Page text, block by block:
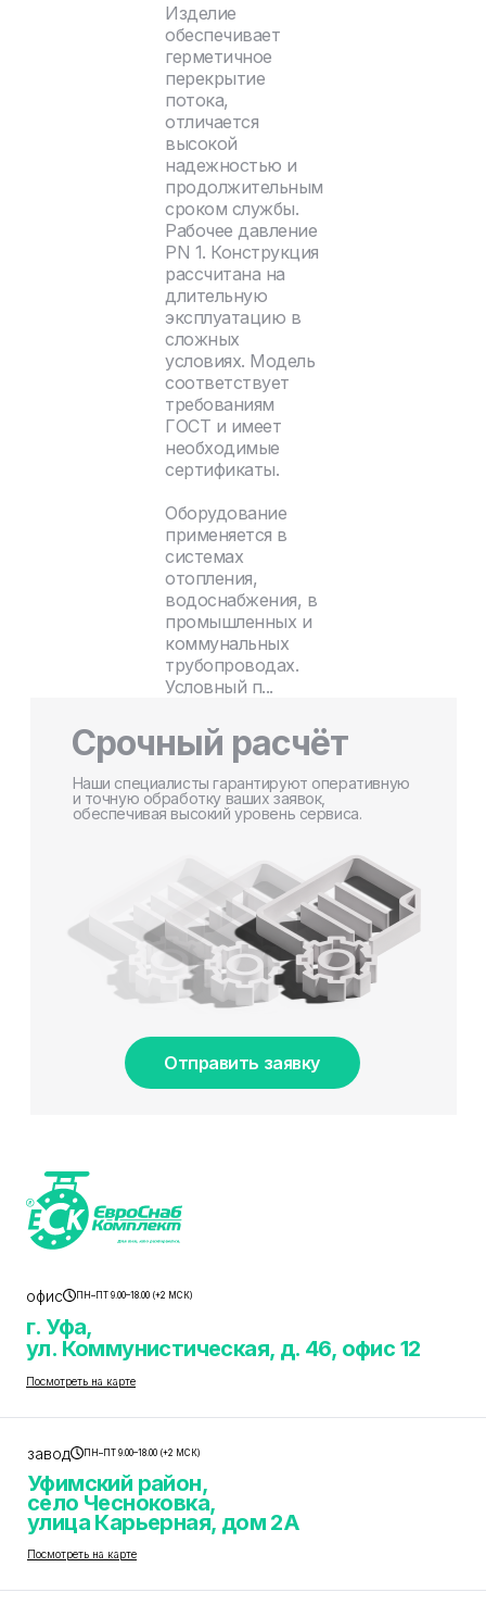
Изделие
обеспечивает
герметичное
перекрытие
потока,
отличается
высокой
надежностью и
продолжительным
сроком службы.
Рабочее давление
PN 1. Конструкция
рассчитана на
длительную
эксплуатацию в
сложных
условиях. Модель
соответствует
требованиям
ГОСТ и имеет
необходимые
сертификаты.
Оборудование
применяется в
системах
отопления,
водоснабжения, в
промышленных и
коммунальных
трубопроводах.
Условный п...
Срочный расчёт
Наши специалисты гарантируют оперативную
и точную обработку ваших заявок,
обеспечивая высокий уровень сервиса.
Отправить заявку
офис ПН–ПТ 9.00–18.00 (+2 МСК)
г. Уфа,
ул. Коммунистическая, д. 46, офис 12
Посмотреть на карте
завод ПН–ПТ 9.00–18.00 (+2 МСК)
Уфимский район,
село Чесноковка,
улица Карьерная, дом 2А
Посмотреть на карте